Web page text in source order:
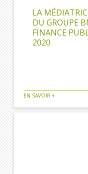
LA
DU GROUPE
FINANCE
2020
EN SAVOIR +